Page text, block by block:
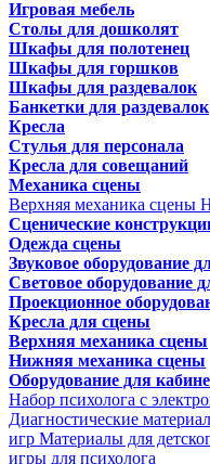
Игровая мебель
Столы для дошколят
Шкафы для полотенец
Шкафы для горшков
Шкафы для раздевалок
Банкетки для раздевалок
Кресла
Стулья для персонала
Кресла для совещаний
Механика сцены
Верхняя механика сцены
Сценические
Одежда сцены
Звуковое оборудование
Световое оборудование
Проекционное
Кресла для сцены
Верхняя механика сцены
Нижняя механика сцены
Оборудование для
Набор психолога с
Диагностические
игр Материалы для
игры для психолога